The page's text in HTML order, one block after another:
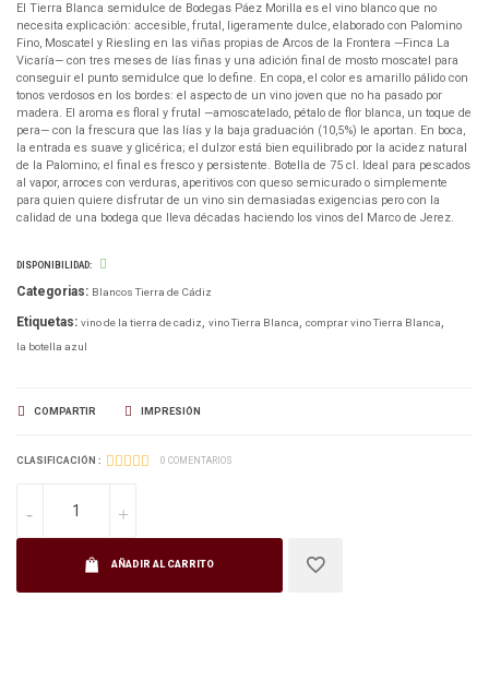
El Tierra Blanca semidulce de Bodegas Páez Morilla es el vino blanco que no
necesita explicación: accesible, frutal, ligeramente dulce, elaborado con Palomino
Fino, Moscatel y Riesling en las viñas propias de Arcos de la Frontera —Finca La
Vicaría— con tres meses de lías finas y una adición final de mosto moscatel para
conseguir el punto semidulce que lo define. En copa, el color es amarillo pálido con
tonos verdosos en los bordes: el aspecto de un vino joven que no ha pasado por
madera. El aroma es floral y frutal —amoscatelado, pétalo de flor blanca, un toque de
pera— con la frescura que las lías y la baja graduación (10,5%) le aportan. En boca,
la entrada es suave y glicérica; el dulzor está bien equilibrado por la acidez natural
de la Palomino; el final es fresco y persistente. Botella de 75 cl. Ideal para pescados
al vapor, arroces con verduras, aperitivos con queso semicurado o simplemente
para quien quiere disfrutar de un vino sin demasiadas exigencias pero con la
calidad de una bodega que lleva décadas haciendo los vinos del Marco de Jerez.
DISPONIBILIDAD:
Categorias: Blancos Tierra de Cádiz
Etiquetas: vino de la tierra de cadiz vino Tierra Blanca comprar vino Tierra Blanca
la botella azul
COMPARTIR IMPRESIÓN
CLASIFICACIÓN : 0 COMENTARIOS
AÑADIR AL CARRITO